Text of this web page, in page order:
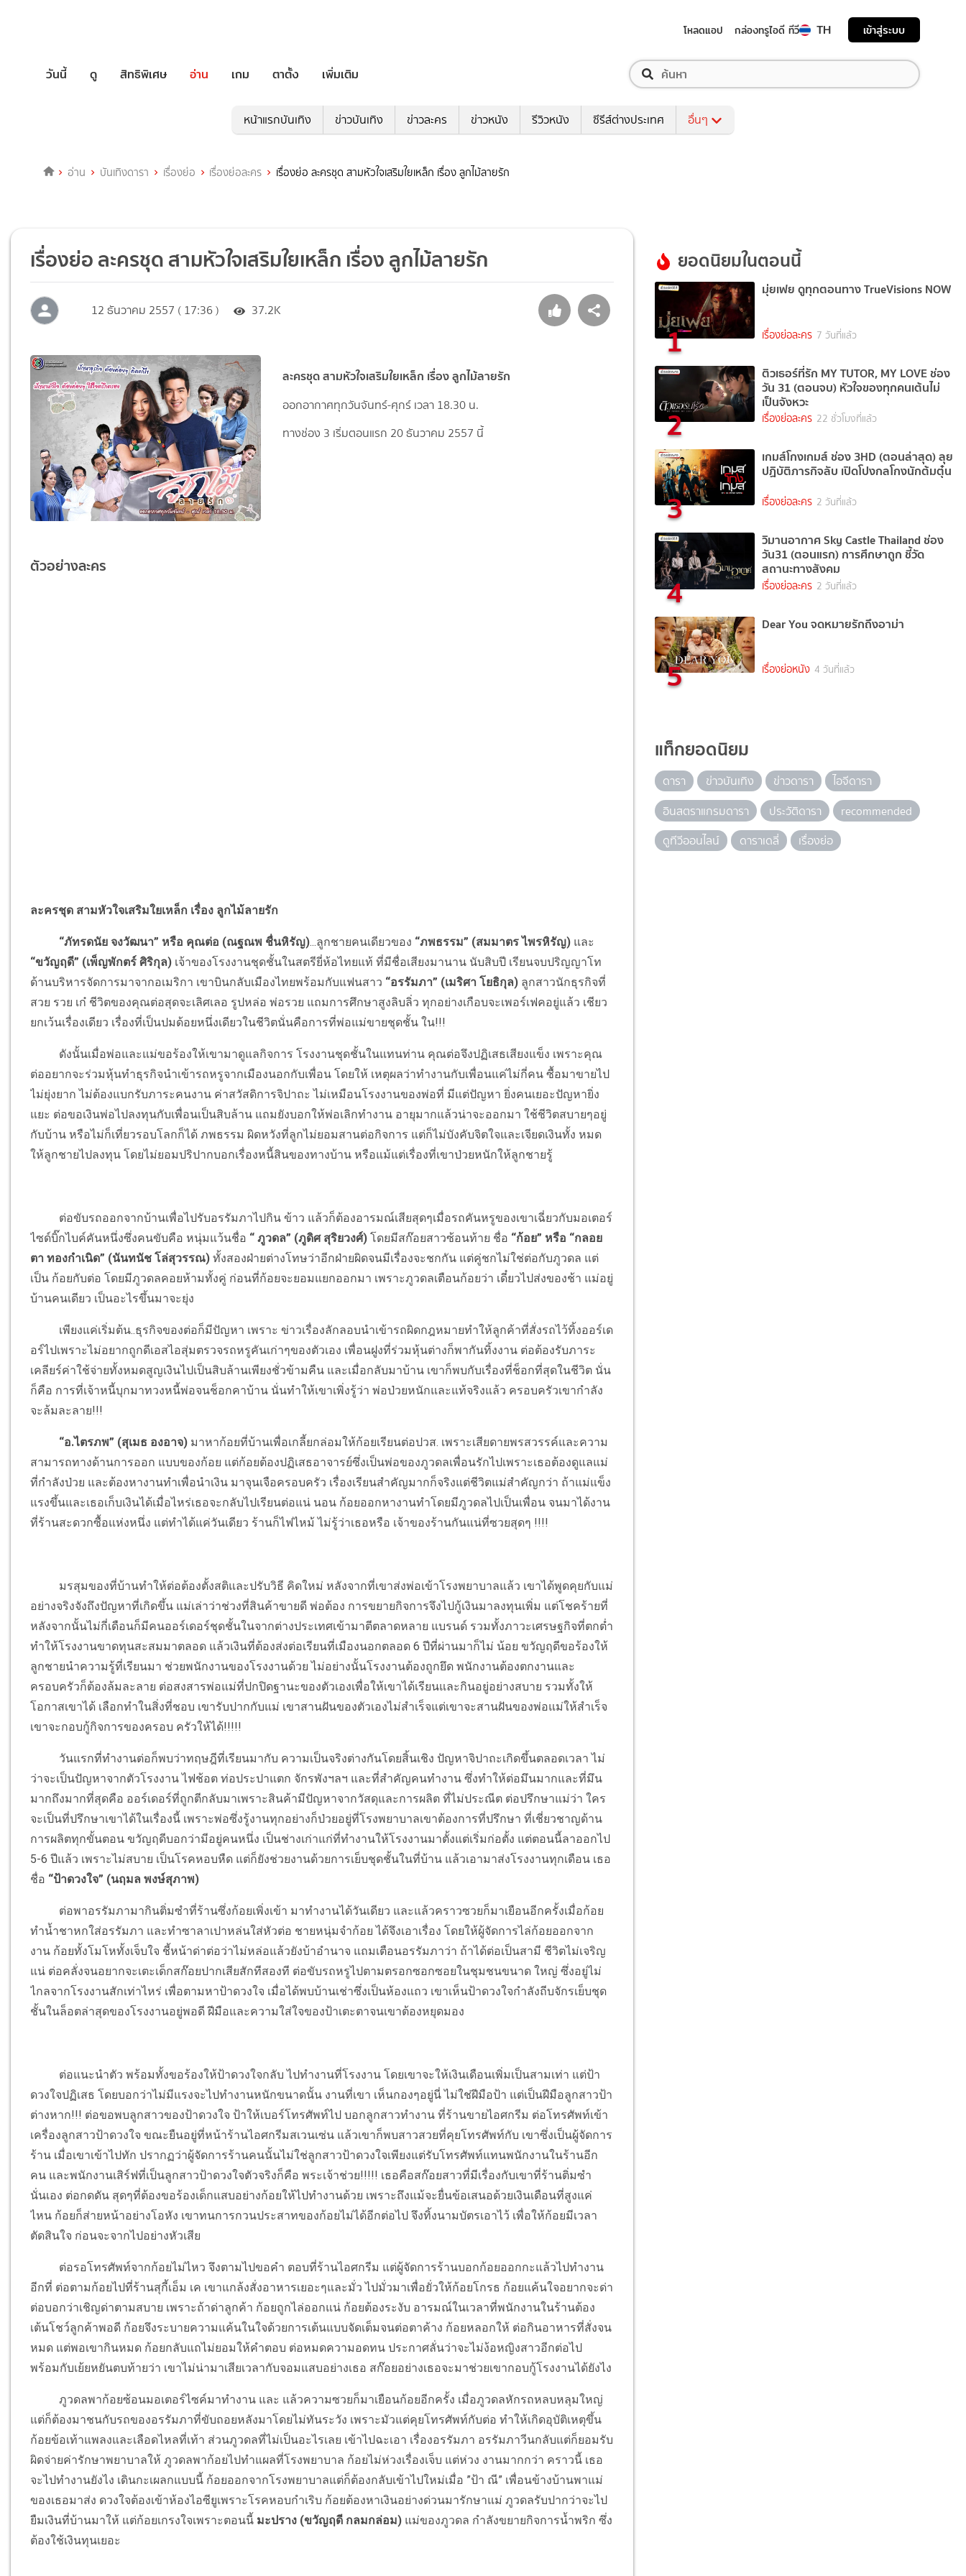
โหลดแอป กล่องทรูไอดี ทีวี TH เข้าสู่ระบบ
วันนี้ ดู สิทธิพิเศษ อ่าน เกม ตาตั้ง เพิ่มเติม
หน้าแรกบันเทิง ข่าวบันเทิง ข่าวละคร ข่าวหนัง รีวิวหนัง ซีรีส์ต่างประเทศ อื่นๆ
อ่าน บันเทิงดารา เรื่องย่อ เรื่องย่อละคร เรื่องย่อ ละครชุด สามหัวใจเสริมใยเหล็ก เรื่อง ลูกไม้ลายรัก
เรื่องย่อ ละครชุด สามหัวใจเสริมใยเหล็ก เรื่อง ลูกไม้ลายรัก
12 ธันวาคม 2557 ( 17:36 ) 37.2K
ละครชุด สามหัวใจเสริมใยเหล็ก เรื่อง ลูกไม้ลายรัก
ออกอากาศทุกวันจันทร์-ศุกร์ เวลา 18.30 น.
ทางช่อง 3 เริ่มตอนแรก 20 ธันวาคม 2557 นี้
ตัวอย่างละคร
ละครชุด สามหัวใจเสริมใยเหล็ก เรื่อง ลูกไม้ลายรัก
“ภัทรดนัย จงวัฒนา” หรือ คุณต่อ (ณฐณพ ชื่นหิรัญ)...ลูกชายคนเดียวของ “ภพธรรม” (สมมาตร ไพรหิรัญ) และ
“ขวัญฤดี” (เพ็ญพักตร์ ศิริกุล) เจ้าของโรงงานชุดชั้นในสตรียี่ห้อไทยแท้ ที่มีชื่อเสียงมานาน นับสิบปี เรียนจบปริญญาโท
ด้านบริหารจัดการมาจากอเมริกา เขาบินกลับเมืองไทยพร้อมกับแฟนสาว “อรรัมภา” (เมริศา โยธิกุล) ลูกสาวนักธุรกิจที่
สวย รวย เก๋ ชีวิตของคุณต่อสุดจะเลิศเลอ รูปหล่อ พ่อรวย แถมการศึกษาสูงลิบลิ่ว ทุกอย่างเกือบจะเพอร์เฟคอยู่แล้ว เชียว
ยกเว้นเรื่องเดียว เรื่องที่เป็นปมด้อยหนึ่งเดียวในชีวิตนั่นคือการที่พ่อแม่ขายชุดชั้น ใน!!!
ดังนั้นเมื่อพ่อและแม่ขอร้องให้เขามาดูแลกิจการ โรงงานชุดชั้นในแทนท่าน คุณต่อจึงปฏิเสธเสียงแข็ง เพราะคุณ
ต่ออยากจะร่วมหุ้นทำธุรกิจนำเข้ารถหรูจากเมืองนอกกับเพื่อน โดยให้ เหตุผลว่าทำงานกับเพื่อนแค่ไม่กี่คน ซื้อมาขายไป
ไม่ยุ่งยาก ไม่ต้องแบกรับภาระคนงาน ค่าสวัสดิการจิปาถะ ไม่เหมือนโรงงานของพ่อที่ มีแต่ปัญหา ยิ่งคนเยอะปัญหายิ่ง
แยะ ต่อขอเงินพ่อไปลงทุนกับเพื่อนเป็นสิบล้าน แถมยังบอกให้พ่อเลิกทำงาน อายุมากแล้วน่าจะออกมา ใช้ชีวิตสบายๆอยู่
กับบ้าน หรือไม่ก็เที่ยวรอบโลกก็ได้ ภพธรรม ผิดหวังที่ลูกไม่ยอมสานต่อกิจการ แต่ก็ไม่บังคับจิตใจและเจียดเงินทั้ง หมด
ให้ลูกชายไปลงทุน โดยไม่ยอมปริปากบอกเรื่องหนี้สินของทางบ้าน หรือแม้แต่เรื่องที่เขาป่วยหนักให้ลูกชายรู้
ต่อขับรถออกจากบ้านเพื่อไปรับอรรัมภาไปกิน ข้าว แล้วก็ต้องอารมณ์เสียสุดๆเมื่อรถคันหรูของเขาเฉี่ยวกับมอเตอร์
ไซด์บิ๊กไบค์คันหนึ่งซึ่งคนขับคือ หนุ่มแว้นชื่อ “ ภูวดล” (ภูดิศ สุริยวงศ์) โดยมีสก๊อยสาวซ้อนท้าย ชื่อ “ก้อย” หรือ “กลอย
ตา ทองกำเนิด” (นันทนัช โล่สุวรรณ) ทั้งสองฝ่ายต่างโทษว่าอีกฝ่ายผิดจนมีเรื่องจะชกกัน แต่คู่ชกไม่ใช่ต่อกับภูวดล แต่
เป็น ก้อยกับต่อ โดยมีภูวดลคอยห้ามทั้งคู่ ก่อนที่ก้อยจะยอมแยกออกมา เพราะภูวดลเตือนก้อยว่า เดี๋ยวไปส่งของช้า แม่อยู่
บ้านคนเดียว เป็นอะไรขึ้นมาจะยุ่ง
เพียงแค่เริ่มต้น..ธุรกิจของต่อก็มีปัญหา เพราะ ข่าวเรื่องลักลอบนำเข้ารถผิดกฎหมายทำให้ลูกค้าที่สั่งรถไว้ทิ้งออร์เด
อร์ไปเพราะไม่อยากถูกดีเอสไอสุ่มตรวจรถหรูคันเก่าๆของตัวเอง เพื่อนฝูงที่ร่วมหุ้นต่างก็พากันทิ้งงาน ต่อต้องรับภาระ
เคลียร์ค่าใช้จ่ายทั้งหมดสูญเงินไปเป็นสิบล้านเพียงชั่วข้ามคืน และเมื่อกลับมาบ้าน เขาก็พบกับเรื่องที่ช็อกที่สุดในชีวิต นั่น
ก็คือ การที่เจ้าหนี้บุกมาทวงหนี้พ่อจนช็อกคาบ้าน นั่นทำให้เขาเพิ่งรู้ว่า พ่อป่วยหนักและแท้จริงแล้ว ครอบครัวเขากำลัง
จะล้มละลาย!!!
“อ.ไตรภพ” (สุเมธ องอาจ) มาหาก้อยที่บ้านเพื่อเกลี้ยกล่อมให้ก้อยเรียนต่อปวส. เพราะเสียดายพรสวรรค์และความ
สามารถทางด้านการออก แบบของก้อย แต่ก้อยต้องปฏิเสธอาจารย์ซึ่งเป็นพ่อของภูวดลเพื่อนรักไปเพราะเธอต้องดูแลแม่
ที่กำลังป่วย และต้องหางานทำเพื่อนำเงิน มาจุนเจือครอบครัว เรื่องเรียนสำคัญมากก็จริงแต่ชีวิตแม่สำคัญกว่า ถ้าแม่แข็ง
แรงขึ้นและเธอเก็บเงินได้เมื่อไหร่เธอจะกลับไปเรียนต่อแน่ นอน ก้อยออกหางานทำโดยมีภูวดลไปเป็นเพื่อน จนมาได้งาน
ที่ร้านสะดวกซื้อแห่งหนึ่ง แต่ทำได้แค่วันเดียว ร้านก็ไฟไหม้ ไม่รู้ว่าเธอหรือ เจ้าของร้านกันแน่ที่ซวยสุดๆ !!!!
มรสุมของที่บ้านทำให้ต่อต้องตั้งสติและปรับวิธี คิดใหม่ หลังจากที่เขาส่งพ่อเข้าโรงพยาบาลแล้ว เขาได้พูดคุยกับแม่
อย่างจริงจังถึงปัญหาที่เกิดขึ้น แม่เล่าว่าช่วงที่สินค้าขายดี พ่อต้อง การขยายกิจการจึงไปกู้เงินมาลงทุนเพิ่ม แต่โชคร้ายที่
หลังจากนั้นไม่กี่เดือนก็มีคนออร์เดอร์ชุดชั้นในจากต่างประเทศเข้ามาตีตลาดหลาย แบรนด์ รวมทั้งภาวะเศรษฐกิจที่ตกต่ำ
ทำให้โรงงานขาดทุนสะสมมาตลอด แล้วเงินที่ต้องส่งต่อเรียนที่เมืองนอกตลอด 6 ปีที่ผ่านมาก็ไม่ น้อย ขวัญฤดีขอร้องให้
ลูกชายนำความรู้ที่เรียนมา ช่วยพนักงานของโรงงานด้วย ไม่อย่างนั้นโรงงานต้องถูกยึด พนักงานต้องตกงานและ
ครอบครัวก็ต้องล้มละลาย ต่อสงสารพ่อแม่ที่ปกปิดฐานะของตัวเองเพื่อให้เขาได้เรียนและกินอยู่อย่างสบาย รวมทั้งให้
โอกาสเขาได้ เลือกทำในสิ่งที่ชอบ เขารับปากกับแม่ เขาสานฝันของตัวเองไม่สำเร็จแต่เขาจะสานฝันของพ่อแม่ให้สำเร็จ
เขาจะกอบกู้กิจการของครอบ ครัวให้ได้!!!!!
วันแรกที่ทำงานต่อก็พบว่าทฤษฎีที่เรียนมากับ ความเป็นจริงต่างกันโดยสิ้นเชิง ปัญหาจิปาถะเกิดขึ้นตลอดเวลา ไม่
ว่าจะเป็นปัญหาจากตัวโรงงาน ไฟช้อต ท่อประปาแตก จักรพังฯลฯ และที่สำคัญคนทำงาน ซึ่งทำให้ต่อมึนมากและที่มึน
มากถึงมากที่สุดคือ ออร์เดอร์ที่ถูกตีกลับมาเพราะสินค้ามีปัญหาจากวัสดุและการผลิต ที่ไม่ประณีต ต่อปรึกษาแม่ว่า ใคร
จะเป็นที่ปรึกษาเขาได้ในเรื่องนี้ เพราะพ่อซึ่งรู้งานทุกอย่างก็ป่วยอยู่ที่โรงพยาบาลเขาต้องการที่ปรึกษา ที่เชี่ยวชาญด้าน
การผลิตทุกขั้นตอน ขวัญฤดีบอกว่ามีอยู่คนหนึ่ง เป็นช่างเก่าแก่ที่ทำงานให้โรงงานมาตั้งแต่เริ่มก่อตั้ง แต่ตอนนี้ลาออกไป
5-6 ปีแล้ว เพราะไม่สบาย เป็นโรคหอบหืด แต่ก็ยังช่วยงานด้วยการเย็บชุดชั้นในที่บ้าน แล้วเอามาส่งโรงงานทุกเดือน เธอ
ชื่อ “ป้าดวงใจ” (นฤมล พงษ์สุภาพ)
ต่อพาอรรัมภามากินติ่มซำที่ร้านซึ่งก้อยเพิ่งเข้า มาทำงานได้วันเดียว และแล้วคราวซวยก็มาเยือนอีกครั้งเมื่อก้อย
ทำน้ำชาหกใส่อรรัมภา และทำซาลาเปาหล่นใส่หัวต่อ ชายหนุ่มจำก้อย ได้จึงเอาเรื่อง โดยให้ผู้จัดการไล่ก้อยออกจาก
งาน ก้อยทั้งโมโหทั้งเจ็บใจ ชี้หน้าด่าต่อว่าไม่หล่อแล้วยังบ้าอำนาจ แถมเตือนอรรัมภาว่า ถ้าได้ต่อเป็นสามี ชีวิตไม่เจริญ
แน่ ต่อคลั่งจนอยากจะเตะเด็กสก๊อยปากเสียสักทีสองที ต่อขับรถหรูไปตามตรอกซอกซอยในชุมชนขนาด ใหญ่ ซึ่งอยู่ไม่
ไกลจากโรงงานสักเท่าไหร่ เพื่อตามหาป้าดวงใจ เมื่อได้พบบ้านเช่าซึ่งเป็นห้องแถว เขาเห็นป้าดวงใจกำลังถีบจักรเย็บชุด
ชั้นในล็อตล่าสุดของโรงงานอยู่พอดี ฝีมือและความใส่ใจของป้าเตะตาจนเขาต้องหยุดมอง
ต่อแนะนำตัว พร้อมทั้งขอร้องให้ป้าดวงใจกลับ ไปทำงานที่โรงงาน โดยเขาจะให้เงินเดือนเพิ่มเป็นสามเท่า แต่ป้า
ดวงใจปฏิเสธ โดยบอกว่าไม่มีแรงจะไปทำงานหนักขนาดนั้น งานที่เขา เห็นกองๆอยู่นี่ ไม่ใช่ฝีมือป้า แต่เป็นฝีมือลูกสาวป้า
ต่างหาก!!! ต่อขอพบลูกสาวของป้าดวงใจ ป้าให้เบอร์โทรศัพท์ไป บอกลูกสาวทำงาน ที่ร้านขายไอศกรีม ต่อโทรศัพท์เข้า
เครื่องลูกสาวป้าดวงใจ ขณะยืนอยู่ที่หน้าร้านไอศกรีมสเวนเซ่น แล้วเขาก็พบสาวสวยที่คุยโทรศัพท์กับ เขาซึ่งเป็นผู้จัดการ
ร้าน เมื่อเขาเข้าไปทัก ปรากฏว่าผู้จัดการร้านคนนั้นไม่ใช่ลูกสาวป้าดวงใจเพียงแต่รับโทรศัพท์แทนพนักงานในร้านอีก
คน และพนักงานเสิร์ฟที่เป็นลูกสาวป้าดวงใจตัวจริงก็คือ พระเจ้าช่วย!!!!! เธอคือสก๊อยสาวที่มีเรื่องกับเขาที่ร้านติ่มซำ
นั่นเอง ต่อกดดัน สุดๆที่ต้องขอร้องเด็กแสบอย่างก้อยให้ไปทำงานด้วย เพราะถึงแม้จะยื่นข้อเสนอด้วยเงินเดือนที่สูงแค่
ไหน ก้อยก็ส่ายหน้าอย่างโอหัง เขาทนการกวนประสาทของก้อยไม่ได้อีกต่อไป จึงทิ้งนามบัตรเอาไว้ เพื่อให้ก้อยมีเวลา
ตัดสินใจ ก่อนจะจากไปอย่างหัวเสีย
ต่อรอโทรศัพท์จากก้อยไม่ไหว จึงตามไปขอคำ ตอบที่ร้านไอศกรีม แต่ผู้จัดการร้านบอกก้อยออกกะแล้วไปทำงาน
อีกที่ ต่อตามก้อยไปที่ร้านสุกี้เอ็ม เค เขาแกล้งสั่งอาหารเยอะๆและมั่ว ไปมั่วมาเพื่อยั่วให้ก้อยโกรธ ก้อยแค้นใจอยากจะด่า
ต่อบอกว่าเชิญด่าตามสบาย เพราะถ้าด่าลูกค้า ก้อยถูกไล่ออกแน่ ก้อยต้องระงับ อารมณ์ในเวลาที่พนักงานในร้านต้อง
เต้นโชว์ลูกค้าพอดี ก้อยจึงระบายความแค้นในใจด้วยการเต้นแบบจัดเต็มจนต่อตาค้าง ก้อยหลอกให้ ต่อกินอาหารที่สั่งจน
หมด แต่พอเขากินหมด ก้อยกลับแถไม่ยอมให้คำตอบ ต่อหมดความอดทน ประกาศลั่นว่าจะไม่ง้อหญิงสาวอีกต่อไป
พร้อมกับเย้ยหยันตบท้ายว่า เขาไม่น่ามาเสียเวลากับจอมแสบอย่างเธอ สก๊อยอย่างเธอจะมาช่วยเขากอบกู้โรงงานได้ยังไง
ภูวดลพาก้อยซ้อนมอเตอร์ไซค์มาทำงาน และ แล้วความซวยก็มาเยือนก้อยอีกครั้ง เมื่อภูวดลหักรถหลบหลุมใหญ่
แต่ก็ต้องมาชนกับรถของอรรัมภาที่ขับถอยหลังมาโดยไม่ทันระวัง เพราะมัวแต่คุยโทรศัพท์กับต่อ ทำให้เกิดอุบัติเหตุขึ้น
ก้อยข้อเท้าแพลงและเลือดไหลที่เท้า ส่วนภูวดลที่ไม่เป็นอะไรเลย เข้าไปฉะเอา เรื่องอรรัมภา อรรัมภาวีนกลับแต่ก็ยอมรับ
ผิดจ่ายค่ารักษาพยาบาลให้ ภูวดลพาก้อยไปทำแผลที่โรงพยาบาล ก้อยไม่ห่วงเรื่องเจ็บ แต่ห่วง งานมากกว่า คราวนี้ เธอ
จะไปทำงานยังไง เดินกะเผลกแบบนี้ ก้อยออกจากโรงพยาบาลแต่ก็ต้องกลับเข้าไปใหม่เมื่อ ”ป้า ณี” เพื่อนข้างบ้านพาแม่
ของเธอมาส่ง ดวงใจต้องเข้าห้องไอซียูเพราะโรคหอบกำเริบ ก้อยต้องหาเงินอย่างด่วนมารักษาแม่ ภูวดลรับปากว่าจะไป
ยืมเงินที่บ้านมาให้ แต่ก้อยเกรงใจเพราะตอนนี้ มะปราง (ขวัญฤดี กลมกล่อม) แม่ของภูวดล กำลังขยายกิจการน้ำพริก ซึ่ง
ต้องใช้เงินทุนเยอะ
ยอดนิยมในตอนนี้
1
มุ่ยเฟย ดูทุกตอนทาง TrueVisions NOW
เรื่องย่อละคร 7 วันที่แล้ว
2
ติวเธอร์ที่รัก MY TUTOR, MY LOVE ช่อง
วัน 31 (ตอนจบ) หัวใจของทุกคนเต้นไม่
เป็นจังหวะ
เรื่องย่อละคร 22 ชั่วโมงที่แล้ว
3
เกมส์โกงเกมส์ ช่อง 3HD (ตอนล่าสุด) ลุย
ปฏิบัติภารกิจลับ เปิดโปงกลโกงนักต้มตุ๋น
เรื่องย่อละคร 2 วันที่แล้ว
4
วิมานอากาศ Sky Castle Thailand ช่อง
วัน31 (ตอนแรก) การศึกษาถูก ชี้วัด
สถานะทางสังคม
เรื่องย่อละคร 2 วันที่แล้ว
5
Dear You จดหมายรักถึงอาม่า
เรื่องย่อหนัง 4 วันที่แล้ว
แท็กยอดนิยม
ดารา ข่าวบันเทิง ข่าวดารา
ไอจีดารา
อินสตราแกรมดารา
ประวัติดารา
recommended
ดูทีวีออนไลน์
ดาราเดลี่ เรื่องย่อ